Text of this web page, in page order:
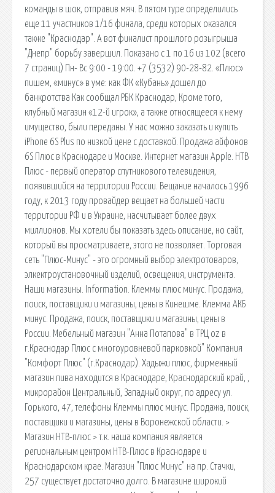
команды в шок, отправив мяч. В пятом туре определились
еще 11 участников 1/16 финала, среди которых оказался
также "Краснодар". А вот финалист прошлого розыгрыша
"Днепр" борьбу завершил. Показано с 1 по 16 из 102 (всего
7 страниц) Пн- Вс 9:00 - 19:00. +7 (3532) 90-28-82. «Плюс»
пишем, «минус» в уме: как ФК «Кубань» дошел до
банкротства Как сообщал РБК Краснодар, Кроме того,
клубный магазин «12-й игрок», а также относящееся к нему
имущество, были переданы. У нас можно заказать и купить
iPhone 6S Plus по низкой цене с доставкой. Продажа айфонов
6S Плюс в Краснодаре и Москве. Интернет магазин Apple. НТВ
Плюс - первый оператор спутникового телевидения,
появившийся на территории России. Вещание началось 1996
году, к 2013 году провайдер вещает на большей части
территории РФ и в Украине, насчитывает более двух
миллионов. Мы хотели бы показать здесь описание, но сайт,
который вы просматриваете, этого не позволяет. Торговая
сеть "Плюс-Минус" - это огромный выбор электротоваров,
элкектроустановочный изделий, освещения, инструмента.
Наши магазины. Information. Клеммы плюс минус. Продажа,
поиск, поставщики и магазины, цены в Кинешме. Клемма АКБ
минус. Продажа, поиск, поставщики и магазины, цены в
России. Мебельный магазин "Анна Потапова" в ТРЦ oz в
г.Краснодар Плюс с многоуровневой парковкой" Компания
"Комфорт Плюс" (г.Краснодар). Хадыжи плюс, фирменный
магазин пива находится в Краснодаре, Краснодарский край, ,
микрорайон Центральный, Западный округ, по адресу ул.
Горького, 47, телефоны Клеммы плюс минус. Продажа, поиск,
поставщики и магазины, цены в Воронежской области. >
Магазин НТВ-плюс > т.к. наша компания является
региональным центром НТВ-Плюс в Краснодаре и
Краснодарском крае. Магазин "Плюс Минус" на пр. Стачки,
257 существует достаточно долго. В магазине широкий